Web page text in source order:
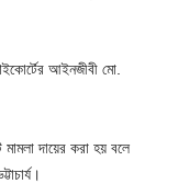
আইনজীবী মো.
দায়ের করা হয় বলে